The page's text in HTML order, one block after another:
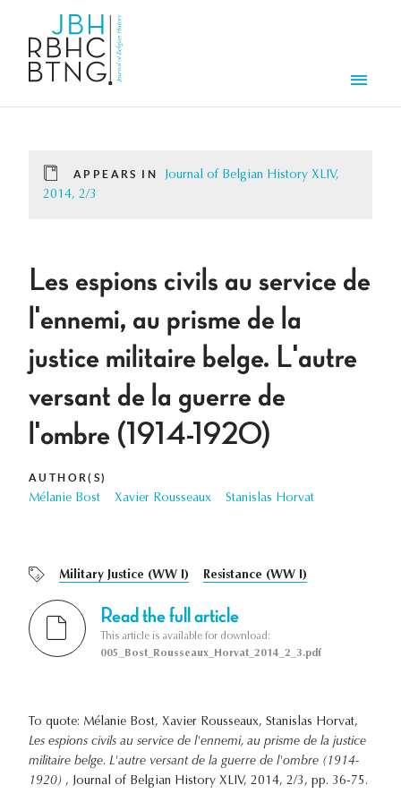
APPEARS IN
Journal of Belgian History XLIV,
2014, 2/3
Les espions civils au service de
l'ennemi, au prisme de la
justice militaire belge. L'autre
versant de la guerre de
l'ombre (1914-1920)
AUTHOR(S)
Mélanie Bost Xavier Rousseaux Stanislas Horvat
Military Justice (WW I) Resistance (WW I)
Read the full article
This article is available for download:
005_Bost_Rousseaux_Horvat_2014_2_3.pdf
To quote: Mélanie Bost, Xavier Rousseaux, Stanislas Horvat,
Les espions civils au service de l'ennemi, au prisme de la justice
militaire belge. L'autre versant de la guerre de l'ombre (1914-
1920) , Journal of Belgian History XLIV, 2014, 2/3, pp. 36-75.